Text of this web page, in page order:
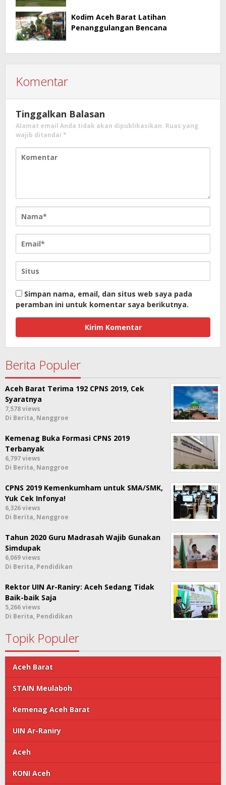
Kodim Aceh Barat Latihan
Penanggulangan Bencana
Komentar
Tinggalkan Balasan
Alamat email Anda tidak akan dipublikasikan. Ruas yang
wajib ditandai *
Simpan nama, email, dan situs web saya pada
peramban ini untuk komentar saya berikutnya.
Berita Populer
Aceh Barat Terima 192 CPNS 2019, Cek
Syaratnya
7,578 views
Di Berita, Nanggroe
Kemenag Buka Formasi CPNS 2019
Terbanyak
6,797 views
Di Berita, Nanggroe
CPNS 2019 Kemenkumham untuk SMA/SMK,
Yuk Cek Infonya!
6,326 views
Di Berita, Nanggroe
Tahun 2020 Guru Madrasah Wajib Gunakan
Simdupak
6,069 views
Di Berita, Pendidikan
Rektor UIN Ar-Raniry: Aceh Sedang Tidak
Baik-baik Saja
5,266 views
Di Berita, Pendidikan
Topik Populer
Aceh Barat
STAIN Meulaboh
Kemenag Aceh Barat
UIN Ar-Raniry
Aceh
KONI Aceh